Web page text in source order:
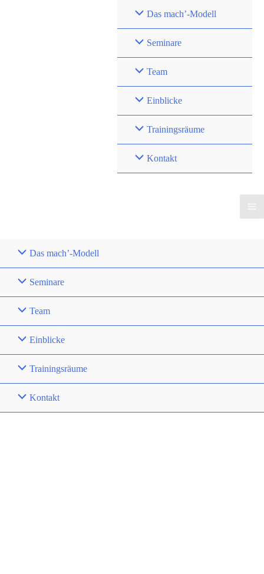
Das mach’-Modell
Seminare
Team
Einblicke
Trainingsräume
Kontakt
Das mach’-Modell
Seminare
Team
Einblicke
Trainingsräume
Kontakt